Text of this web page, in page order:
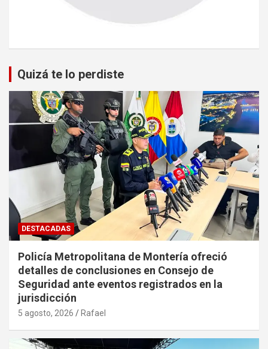
Quizá te lo perdiste
DESTACADAS
Policía Metropolitana de Montería ofreció
detalles de conclusiones en Consejo de
Seguridad ante eventos registrados en la
jurisdicción
5 agosto, 2026 Rafael